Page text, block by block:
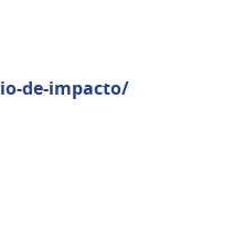
de-impacto/